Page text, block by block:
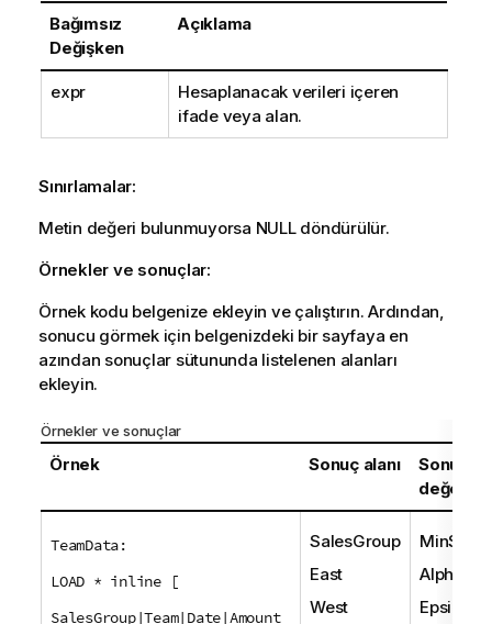
Bağımsız
Değişken
Açıklama
expr
Hesaplanacak verileri içeren
ifade veya alan.
Sınırlamalar:
Metin değeri bulunmuyorsa NULLdöndürülür.
Örnekler ve sonuçlar:
Örnek kodu belgenize ekleyin ve çalıştırın. Ardından,
sonucu görmek için belgenizdeki bir sayfaya en
azından sonuçlar sütununda listelenen alanları
ekleyin.
Örnekler ve sonuçlar
Örnek Sonuç alanı
Sonuç
değeri
TeamData:
LOAD * inline [
SalesGroup|Team|Date|Amount
SalesGroup
East
West
Alpha
Epsilon